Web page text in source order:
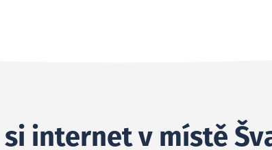
internet v místě